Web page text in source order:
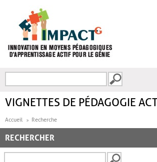
FORMULAIRE DE
VIGNETTES DE PÉDAGOGIE
Accueil Recherche
RECHERCHER